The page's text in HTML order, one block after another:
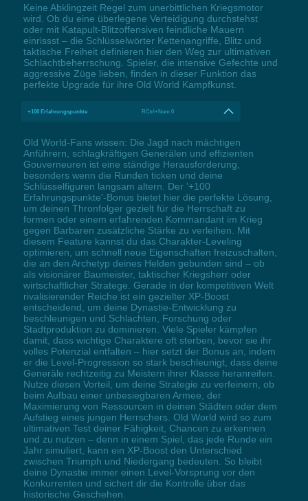
Keine Abklingzeit Regel zum unerbittlichen Kriegsmotor
wird. Ob du eine überlegene Verteidigung durchstehst
oder mit Katapult-Blitzoffensiven feindliche Mauern
einrissst – die Schlüsselwörter Kettenangriffe, Blitz und
taktische Freiheit definieren hier den Weg zur ultimativen
Schlachtbeherrschung. Spieler, die intensive Gefechte und
aggressive Züge lieben, finden in dieser Funktion das
perfekte Upgrade für ihre Old World Kampfkunst.
+100 Erfahrungspunkte RCtrl+Num 0
Old World-Fans wissen: Die Jagd nach mächtigen
Anführern, schlagkräftigen Generälen und effizienten
Gouverneuren ist eine ständige Herausforderung,
besonders wenn die Runden ticken und deine
Schlüsselfiguren langsam altern. Der '+100
Erfahrungspunkte'-Bonus bietet hier die perfekte Lösung,
um deinen Thronfolger gezielt für die Herrschaft zu
formen oder einem erfahrenden Kommandant im Krieg
gegen Barbaren zusätzliche Stärke zu verleihen. Mit
diesem Feature kannst du das Charakter-Leveling
optimieren, um schnell neue Eigenschaften freizuschalten,
die an den Archetyp deines Helden gebunden sind – ob
als visionärer Baumeister, taktischer Kriegsherr oder
wirtschaftlicher Stratege. Gerade in der kompetitiven Welt
rivalisierender Reiche ist ein gezielter XP-Boost
entscheidend, um deine Dynastie-Entwicklung zu
beschleunigen und Schlachten, Forschung oder
Stadtproduktion zu dominieren. Viele Spieler kämpfen
damit, dass wichtige Charaktere oft sterben, bevor sie ihr
volles Potenzial entfalten – hier setzt der Bonus an, indem
er die Level-Progression so stark beschleunigt, dass deine
Generäle rechtzeitig zu Meistern ihrer Klasse heranreifen.
Nutze diesen Vorteil, um deine Strategie zu verfeinern, ob
beim Aufbau einer unbesiegbaren Armee, der
Maximierung von Ressourcen in deinen Städten oder dem
Aufstieg eines jungen Herrschers. Old World wird so zum
ultimativen Test deiner Fähigkeit, Chancen zu erkennen
und zu nutzen – denn in einem Spiel, das jede Runde ein
Jahr simuliert, kann ein XP-Boost den Unterschied
zwischen Triumph und Niedergang bedeuten. So bleibt
deine Dynastie immer einen Level-Vorsprung vor den
Konkurrenten und sichert dir die Kontrolle über das
historische Geschehen.